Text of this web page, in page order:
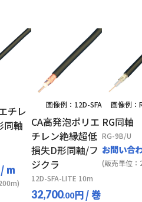
チレ
同軸
/ m
画像例：12D-SFA
CA高発泡ポリエ
チレン絶縁超低
損失D形同軸/フ
ジクラ
12D-SFA-LITE 10m
32,700.00円/ 巻
画像例：
RG同軸
RG-9B/U
お問い合
(販売単位